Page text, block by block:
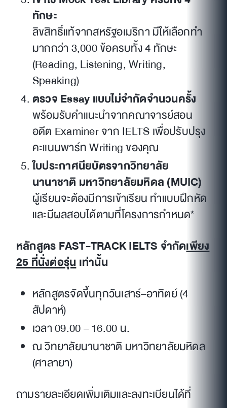
ทักษะ
ลิขสิทธิ์แท้จากสหรัฐอเมริกา มีให้เลือกทำ
มากกว่า 3,000 ข้อครบทั้ง 4 ทักษะ
(Reading, Listening, Writing,
Speaking)
ตรวจ Essay แบบไม่จำกัดจำนวนครั้ง
พร้อมรับคำแนะนำจากคณาจารย์สอน
อดีต Examiner จาก IELTS เพื่อปรับปรุง
คะแนนพาร์ท Writing ของคุณ
ใบประกาศนียบัตรจากวิทยาลัย
นานาชาติ มหาวิทยาลัยมหิดล (MUIC)
ผู้เรียนจะต้องมีการเข้าเรียน ทำแบบฝึกหัด
และมีผลสอบได้ตามที่โครงการกำหนด*
หลักสูตร FAST-TRACK IELTS จำกัดเพียง
25 ที่นั่งต่อรุ่นเท่านั้น
หลักสูตรจัดขึ้นทุกวันเสาร์–อาทิตย์ (4
สัปดาห์)
เวลา 09.00 – 16.00 น.
ณ วิทยาลัยนานาชาติ มหาวิทยาลัยมหิดล
(ศาลายา)
ถามรายละเอียดเพิ่มเติมและลงทะเบียนได้ที่